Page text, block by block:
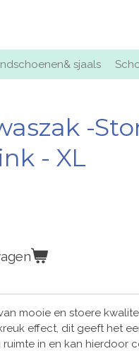
sjaals
-
- XL
mooie en stoere
effect, dit geeft het
ruimte in en kan